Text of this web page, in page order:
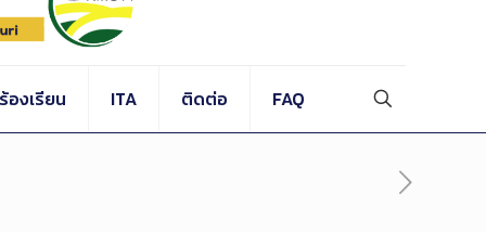
องเรียน ITA ติดต่อ FAQ